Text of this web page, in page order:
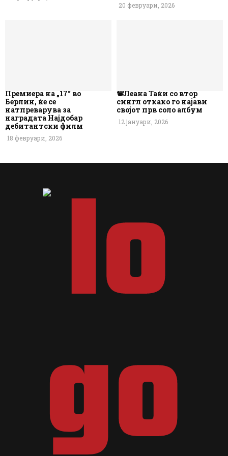
20 февруари, 2026
Премиера на „17“ во
Берлин, ќе се
натпреварува за
наградата Најдобар
дебитантски филм
18 февруари, 2026
📽️Леана Таќи со втор
сингл откако го најави
својот прв соло албум
12 јануари, 2026